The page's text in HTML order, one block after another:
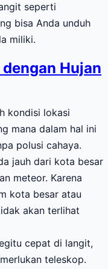
seperti
bisa Anda unduh
miliki.
Hujan
kondisi lokasi
mana dalam hal ini
polusi cahaya.
jauh dari kota besar
meteor. Karena
kota besar atau
akan terlihat
cepat di langit,
teleskop.